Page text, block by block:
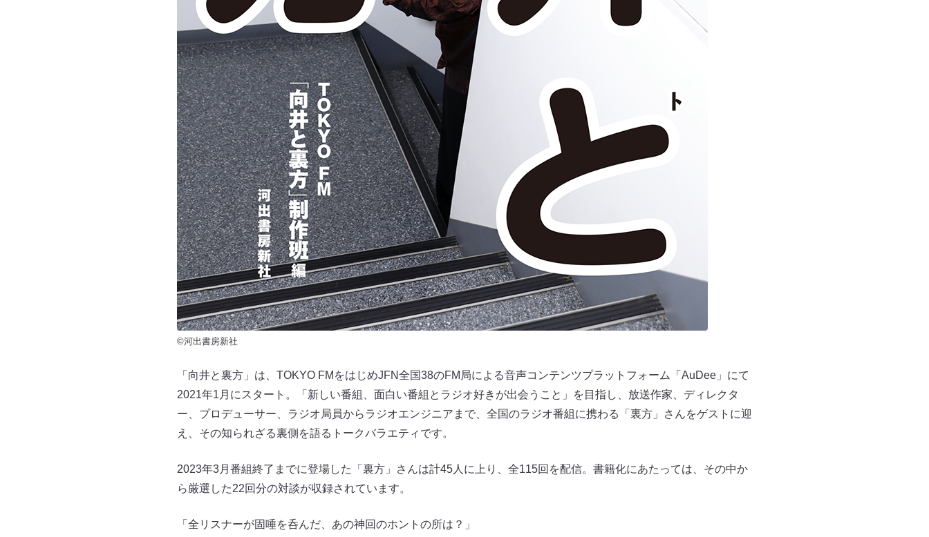
©河出書房新社
「向井と裏方」は、TOKYO FMをはじめJFN全国38のFM局による音声コンテンツプラットフォーム「AuDee」にて
2021年1月にスタート。「新しい番組、面白い番組とラジオ好きが出会うこと」を目指し、放送作家、ディレクタ
ー、プロデューサー、ラジオ局員からラジオエンジニアまで、全国のラジオ番組に携わる「裏方」さんをゲストに迎
え、その知られざる裏側を語るトークバラエティです。
2023年3月番組終了までに登場した「裏方」さんは計45人に上り、全115回を配信。書籍化にあたっては、その中か
ら厳選した22回分の対談が収録されています。
「全リスナーが固唾を呑んだ、あの神回のホントの所は？」